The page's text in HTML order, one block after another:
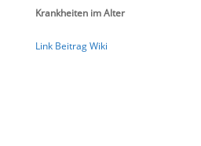
Krankheiten im Alter
Link Beitrag Wiki